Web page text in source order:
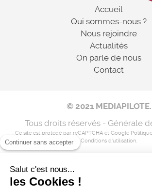
Accueil
Qui sommes-nous ?
Nous rejoindre
Actualités
On parle de nous
Contact
© 2021 MEDIAPILOTE.
Tous droits réservés - Générale
Ce site est protégé par reCAPTCHA et Google
Conditions d'utilisation.
Continuer sans accepter
Salut c'est nous...
les Cookies !